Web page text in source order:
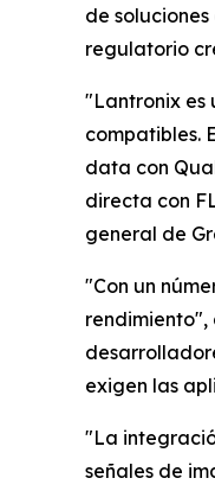
de
regulatorio
"Lantronix es
compatibles.
data con
directa con
general de
"Con un
rendimiento",
exigen las
"La
señales de